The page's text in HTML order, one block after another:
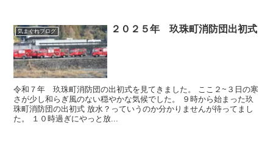
気まぐれブログ ２０２５年 玖珠町消防団出初式
令和７年 玖珠町消防団の出初式を見てきました。 ここ２~３日の寒
さが少し和らぎ風のない穏やかな気候でした。 ９時から始まった玖
珠町消防団の出初式 放水？っていうのか分かりませんが待ってまし
た。 １０時過ぎにやっと放...